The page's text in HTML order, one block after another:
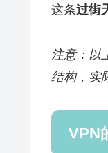
这条过街
注意：以
结构，实
VPN